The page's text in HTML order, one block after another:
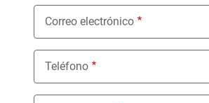
Correo electrónico
Teléfono